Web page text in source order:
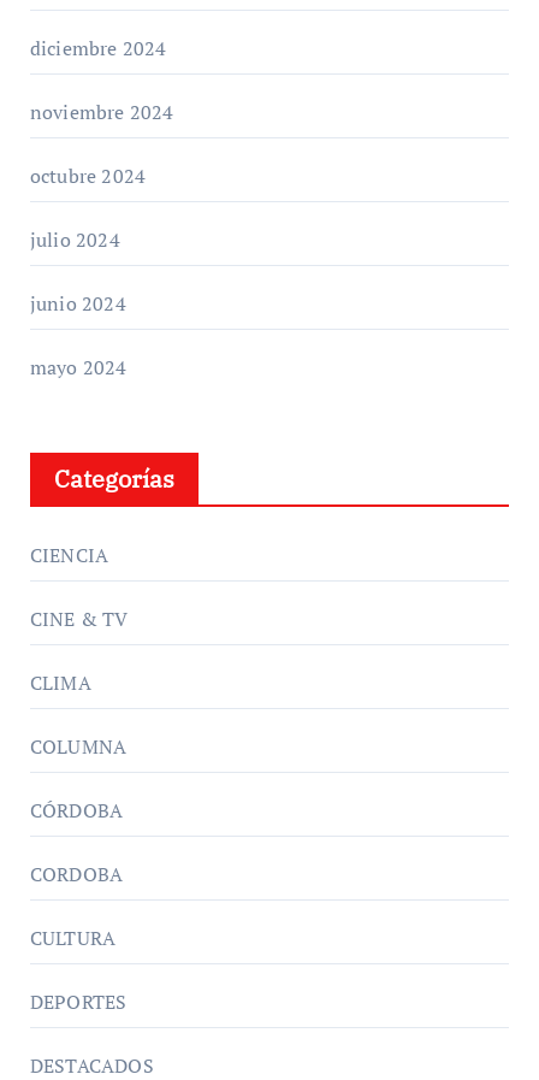
diciembre 2024
noviembre 2024
octubre 2024
julio 2024
junio 2024
mayo 2024
Categorías
CIENCIA
CINE & TV
CLIMA
COLUMNA
CÓRDOBA
CORDOBA
CULTURA
DEPORTES
DESTACADOS